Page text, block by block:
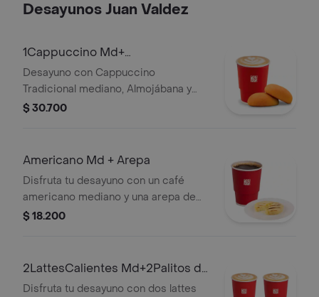
Desayunos Juan Valdez
1Cappuccino Md+
1Almojabana+1Pandebono
Desayuno con Cappuccino
Tradicional mediano, Almojábana y
Pandebono. La presentación de la
$ 30.700
Americano Md + Arepa
Disfruta tu desayuno con un café
americano mediano y una arepa de
queso.
$ 18.200
2LattesCalientes Md+2Palitos de
Queso
Disfruta tu desayuno con dos lattes